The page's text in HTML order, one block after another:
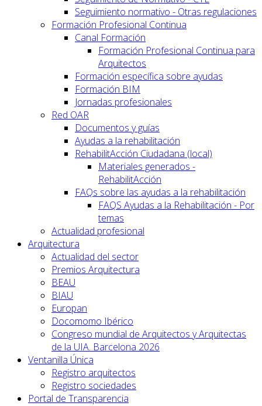
Seguimiento normativo - Otras regulaciones
Formación Profesional Continua
Canal Formación
Formación Profesional Continua para
Arquitectos
Formación específica sobre ayudas
Formación BIM
Jornadas profesionales
Red OAR
Documentos y guías
Ayudas a la rehabilitación
RehabilitAcción Ciudadana (local)
Materiales generados -
RehabilitAcción
FAQs sobre las ayudas a la rehabilitación
FAQS Ayudas a la Rehabilitación - Por
temas
Actualidad profesional
Arquitectura
Actualidad del sector
Premios Arquitectura
BEAU
BIAU
Europan
Docomomo Ibérico
Congreso mundial de Arquitectos y Arquitectas
de la UIA. Barcelona 2026
Ventanilla Única
Registro arquitectos
Registro sociedades
Portal de Transparencia